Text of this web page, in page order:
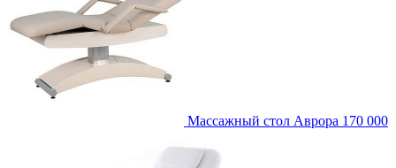
Массажный стол Аврора 170 000